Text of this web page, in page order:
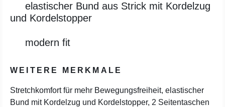
elastischer Bund aus Strick mit Kordelzug
und Kordelstopper
modern fit
WEITERE MERKMALE
Stretchkomfort für mehr Bewegungsfreiheit, elastischer
Bund mit Kordelzug und Kordelstopper, 2 Seitentaschen